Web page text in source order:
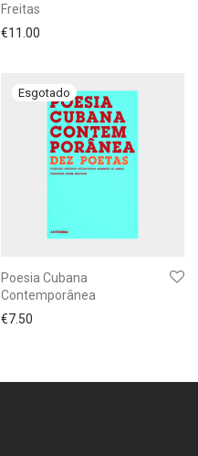
Freitas
€11.00
Poesia Cubana
Contemporânea
€7.50